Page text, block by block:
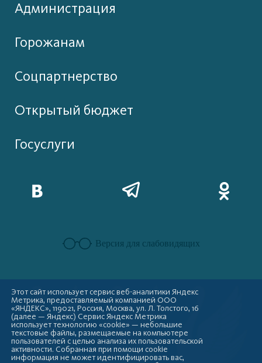
Администрация
Горожанам
Соцпартнерство
Открытый бюджет
Госуслуги
Версия для слабовидящих
Этот сайт использует сервис веб-аналитики Яндекс
Метрика, предоставляемый компанией ООО
«ЯНДЕКС», 119021, Россия, Москва, ул. Л. Толстого, 16
(далее — Яндекс) Сервис Яндекс Метрика
использует технологию «cookie» — небольшие
текстовые файлы, размещаемые на компьютере
пользователей с целью анализа их пользовательской
активности. Собранная при помощи cookie
информация не может идентифицировать вас,